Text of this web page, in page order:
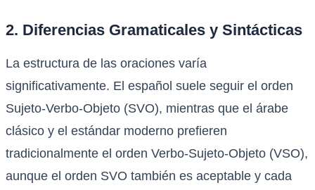
2. Diferencias Gramaticales y Sintácticas
La estructura de las oraciones varía
significativamente. El español suele seguir el orden
Sujeto-Verbo-Objeto (SVO), mientras que el árabe
clásico y el estándar moderno prefieren
tradicionalmente el orden Verbo-Sujeto-Objeto (VSO),
aunque el orden SVO también es aceptable y cada